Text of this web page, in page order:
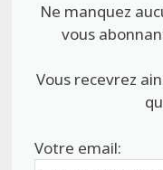
Ne manquez
vous
Vous recevrez
Votre email: